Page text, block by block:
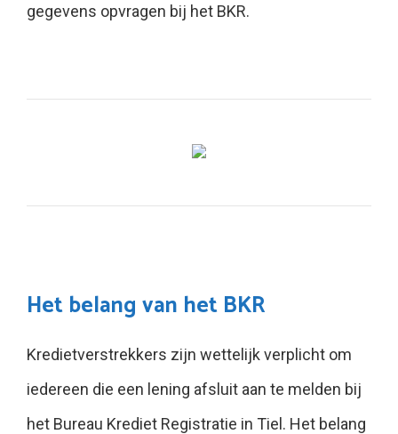
gegevens opvragen bij het BKR.
Het belang van het BKR
Kredietverstrekkers zijn wettelijk verplicht om
iedereen die een lening afsluit aan te melden bij
het Bureau Krediet Registratie in Tiel. Het belang